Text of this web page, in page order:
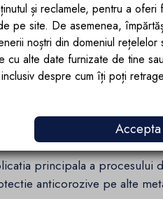
realizata în
isi datoreaza
foloseste
ionii elementului care
principala a procesului
anticorozive pe alte
și reclamele, pentru a oferi
pe site. De asemenea,
noștri din domeniul rețelelor
cu alte date furnizate de tine
despre cum îți poți